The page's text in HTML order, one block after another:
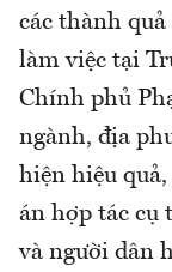
các thành
làm việc tại
Chính phủ
ngành, địa
hiện hiệu
án hợp tác cụ
và người dân